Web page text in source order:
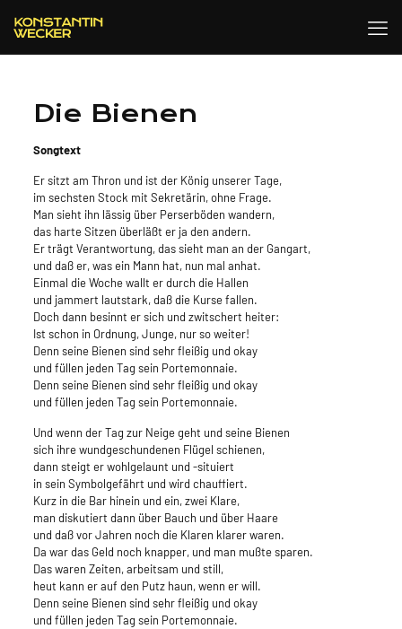
Die Bienen
Songtext
Er sitzt am Thron und ist der König unserer Tage,
im sechsten Stock mit Sekretärin, ohne Frage.
Man sieht ihn lässig über Perserböden wandern,
das harte Sitzen überläßt er ja den andern.
Er trägt Verantwortung, das sieht man an der Gangart,
und daß er, was ein Mann hat, nun mal anhat.
Einmal die Woche wallt er durch die Hallen
und jammert lautstark, daß die Kurse fallen.
Doch dann besinnt er sich und zwitschert heiter:
Ist schon in Ordnung, Junge, nur so weiter!
Denn seine Bienen sind sehr fleißig und okay
und füllen jeden Tag sein Portemonnaie.
Denn seine Bienen sind sehr fleißig und okay
und füllen jeden Tag sein Portemonnaie.
Und wenn der Tag zur Neige geht und seine Bienen
sich ihre wundgeschundenen Flügel schienen,
dann steigt er wohlgelaunt und -situiert
in sein Symbolgefährt und wird chauffiert.
Kurz in die Bar hinein und ein, zwei Klare,
man diskutiert dann über Bauch und über Haare
und daß vor Jahren noch die Klaren klarer waren.
Da war das Geld noch knapper, und man mußte sparen.
Das waren Zeiten, arbeitsam und still,
heut kann er auf den Putz haun, wenn er will.
Denn seine Bienen sind sehr fleißig und okay
und füllen jeden Tag sein Portemonnaie.